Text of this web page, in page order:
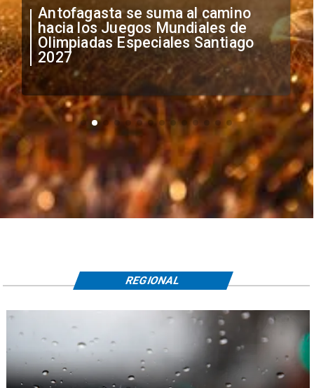
"Falta de profesionalismo": Sifup
anuncia medidas por situación
irregular de futbolistas
extranjeros
REGIONAL